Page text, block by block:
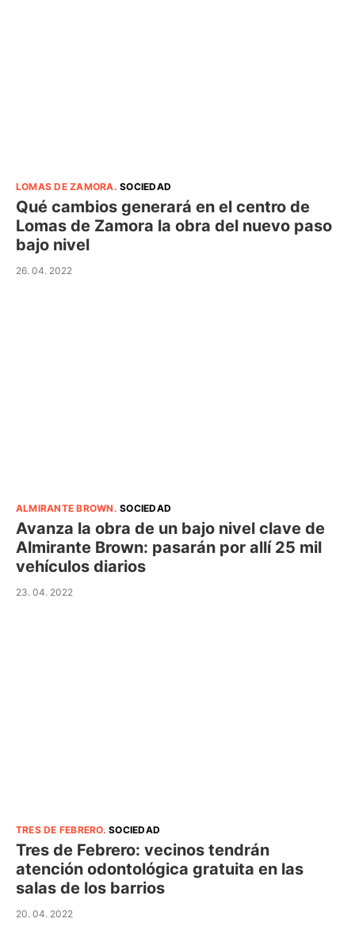
LOMAS DE ZAMORA.SOCIEDAD
Qué cambios generará en el centro de
Lomas de Zamora la obra del nuevo paso
bajo nivel
26. 04. 2022
ALMIRANTE BROWN .SOCIEDAD
Avanza la obra de un bajo nivel clave de
Almirante Brown: pasarán por allí 25 mil
vehículos diarios
23. 04. 2022
TRES DE FEBRERO.SOCIEDAD
Tres de Febrero: vecinos tendrán
atención odontológica gratuita en las
salas de los barrios
20. 04. 2022